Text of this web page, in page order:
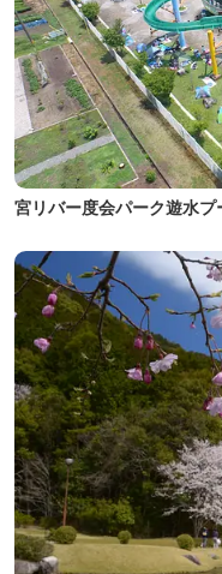
宮リバー度会パーク遊水プ